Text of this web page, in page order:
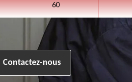
60
Contactez-nous